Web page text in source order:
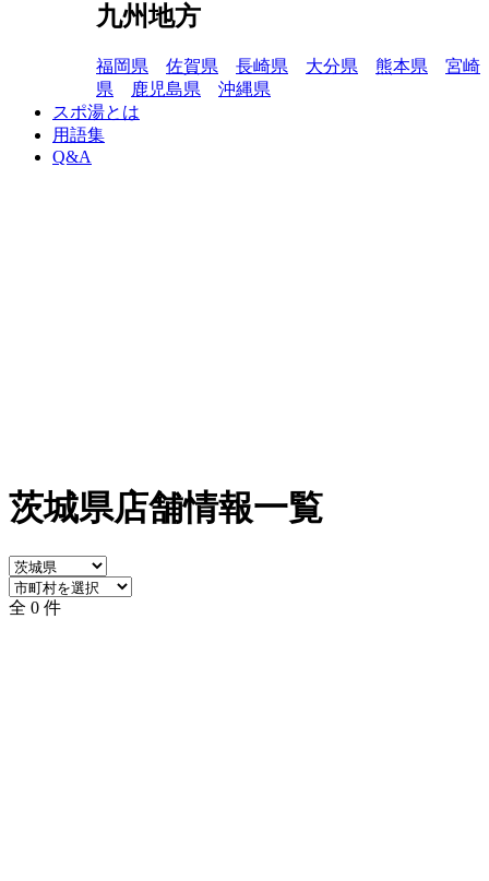
九州地方
福岡県 佐賀県 長崎県 大分県 熊本県
宮崎
県
鹿児島県
沖縄県
スポ湯とは
用語集
Q&A
茨城県店舗情報一覧
全 0 件